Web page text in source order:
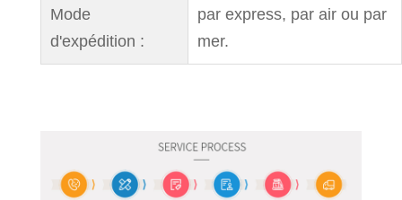
Mode
d'expédition :
par express, par air ou par
mer.